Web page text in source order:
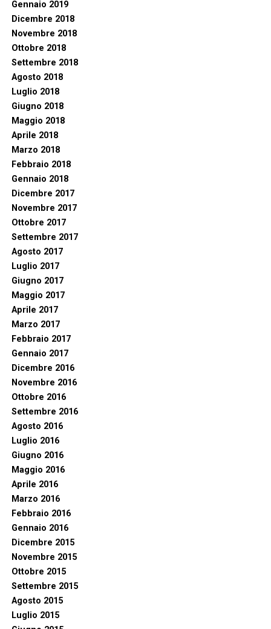
Gennaio 2019
Dicembre 2018
Novembre 2018
Ottobre 2018
Settembre 2018
Agosto 2018
Luglio 2018
Giugno 2018
Maggio 2018
Aprile 2018
Marzo 2018
Febbraio 2018
Gennaio 2018
Dicembre 2017
Novembre 2017
Ottobre 2017
Settembre 2017
Agosto 2017
Luglio 2017
Giugno 2017
Maggio 2017
Aprile 2017
Marzo 2017
Febbraio 2017
Gennaio 2017
Dicembre 2016
Novembre 2016
Ottobre 2016
Settembre 2016
Agosto 2016
Luglio 2016
Giugno 2016
Maggio 2016
Aprile 2016
Marzo 2016
Febbraio 2016
Gennaio 2016
Dicembre 2015
Novembre 2015
Ottobre 2015
Settembre 2015
Agosto 2015
Luglio 2015